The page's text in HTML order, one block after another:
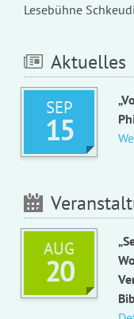
Lesebühne
Aktuelles
SEP
15
AUG
20